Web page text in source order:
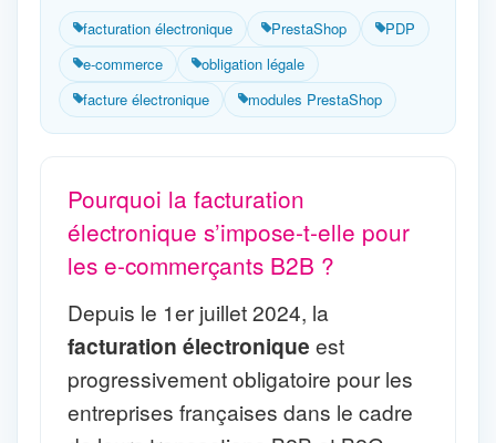
facturation électronique
PrestaShop
PDP
e-commerce
obligation légale
facture électronique
modules PrestaShop
Pourquoi la facturation
électronique s’impose-t-elle pour
les e-commerçants B2B ?
Depuis le 1er juillet 2024, la
facturation électronique est
progressivement obligatoire pour les
entreprises françaises dans le cadre